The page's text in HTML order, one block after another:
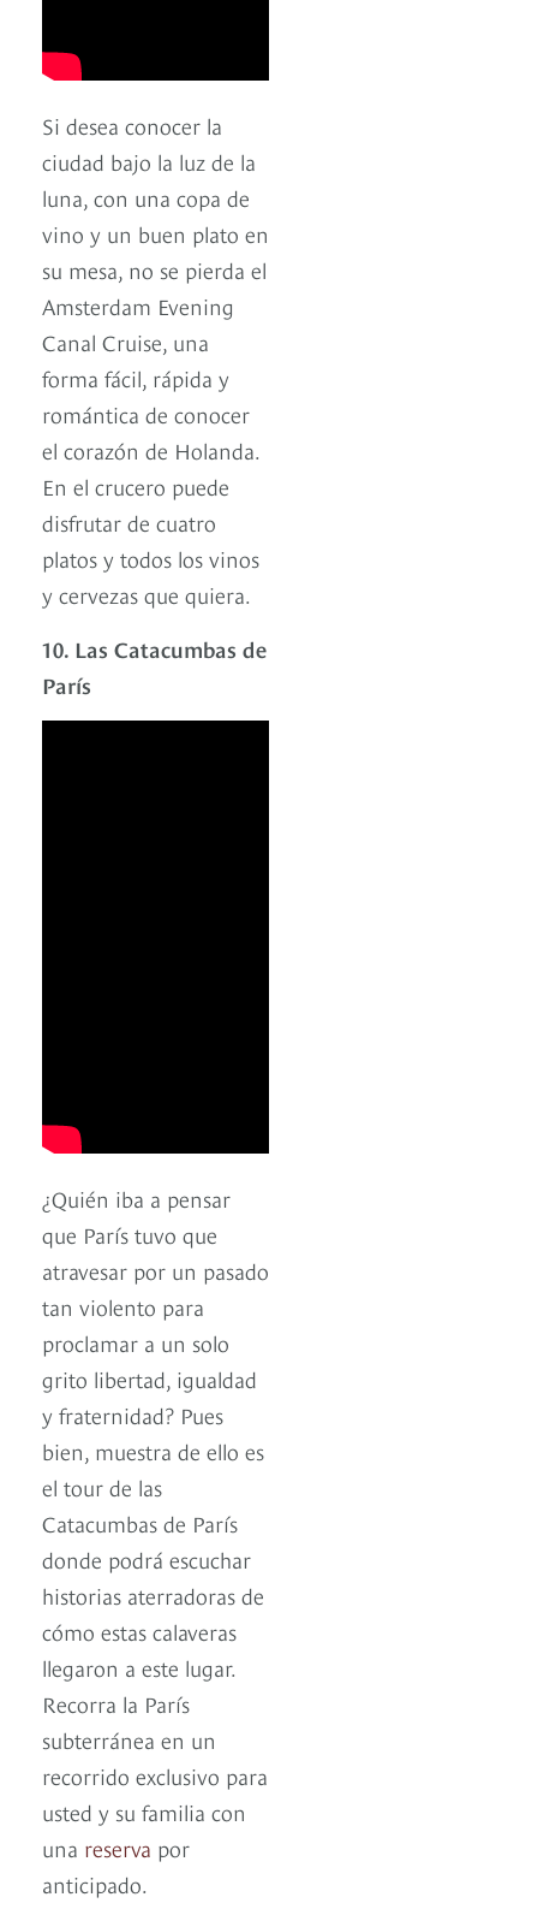
Si desea conocer la
ciudad bajo la luz de la
luna, con una copa de
vino y un buen plato en
su mesa, no se pierda el
Amsterdam Evening
Canal Cruise, una
forma fácil, rápida y
romántica de conocer
el corazón de Holanda.
En el crucero puede
disfrutar de cuatro
platos y todos los vinos
y cervezas que quiera.
10. Las Catacumbas de
París
¿Quién iba a pensar
que París tuvo que
atravesar por un pasado
tan violento para
proclamar a un solo
grito libertad, igualdad
y fraternidad? Pues
bien, muestra de ello es
el tour de las
Catacumbas de París
donde podrá escuchar
historias aterradoras de
cómo estas calaveras
llegaron a este lugar.
Recorra la París
subterránea en un
recorrido exclusivo para
usted y su familia con
una reserva por
anticipado.